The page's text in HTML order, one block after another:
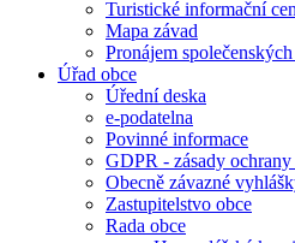
Turistické informační
Mapa závad
Pronájem
Úřad obce
Úřední deska
e-podatelna
Povinné informace
GDPR - zásady
Obecně závazné
Zastupitelstvo obce
Rada obce